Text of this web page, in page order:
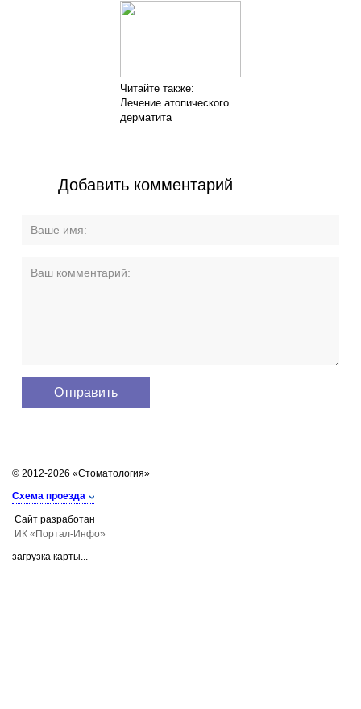
Читайте также:
Лечение атопического
дерматита
Добавить комментарий
© 2012-2026 «Стоматология»
Схема проезда
Сайт разработан
ИК «Портал-Инфо»
загрузка карты...